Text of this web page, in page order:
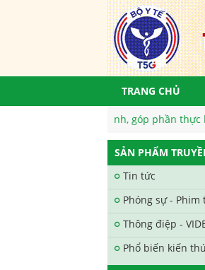
TRANG CHỦ
Nam khoẻ mạnh, góp phần thực hiện
SẢN PHẨM
Tin tức
Phóng sự - Phim
Thông điệp -
Phổ biến kiến